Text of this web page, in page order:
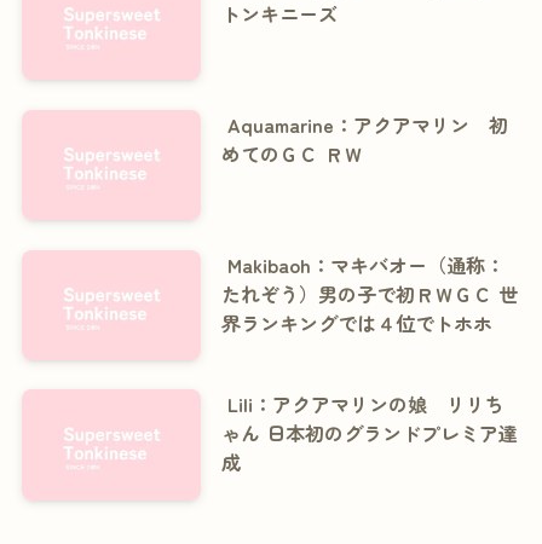
トンキニーズ
Aquamarine：アクアマリン 初
めてのＧＣ ＲＷ
Makibaoh：マキバオー（通称：
たれぞう）男の子で初ＲＷＧＣ 世
界ランキングでは４位でトホホ
Lili：アクアマリンの娘 リリち
ゃん 日本初のグランドプレミア達
成